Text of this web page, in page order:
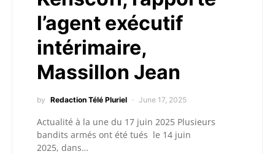
l’agent exécutif
intérimaire,
Massillon Jean
by Redaction Télé Pluriel June 17, 2025
Actualité à la une du 17 juin 2025 Plusieurs
bandits armés ont été tués le 14 juin
2025, dans…